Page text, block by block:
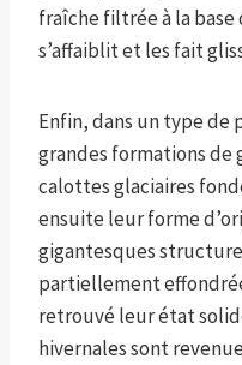
fraîche filtrée à la
s’affaiblit et les fait
Enfin, dans un type de
grandes formations de
calottes glaciaires
ensuite leur forme
gigantesques
partiellement
retrouvé leur état
hivernales sont